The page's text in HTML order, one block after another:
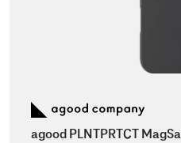
agood PLNTPRTCT